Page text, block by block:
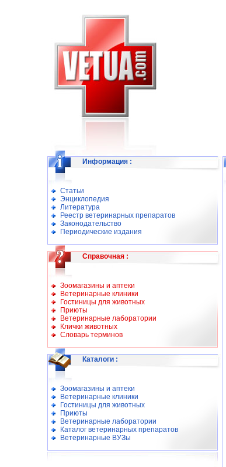
Информация :
Статьи
Энциклопедия
Литература
Реестр ветеринарных препаратов
Законодательство
Периодические издания
Справочная :
Зоомагазины и аптеки
Ветеринарные клиники
Гостиницы для животных
Приюты
Ветеринарные лаборатории
Клички животных
Словарь терминов
Каталоги :
Зоомагазины и аптеки
Ветеринарные клиники
Гостиницы для животных
Приюты
Ветеринарные лаборатории
Каталог ветеринарных препаратов
Ветеринарные ВУЗы